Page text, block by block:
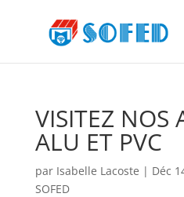
VISITEZ NOS
ALU ET PVC
par Isabelle Lacoste | Déc
SOFED